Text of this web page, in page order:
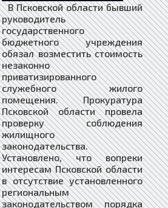
В Псковской области бывший
руководитель
государственного
бюджетного учреждения
обязал возместить стоимость
незаконно
приватизированного
служебного жилого
помещения. Прокуратура
Псковской области провела
проверку соблюдения
жилищного
законодательства.
Установлено, что вопреки
интересам Псковской области
в отсутствие установленного
региональным
законодательством порядка